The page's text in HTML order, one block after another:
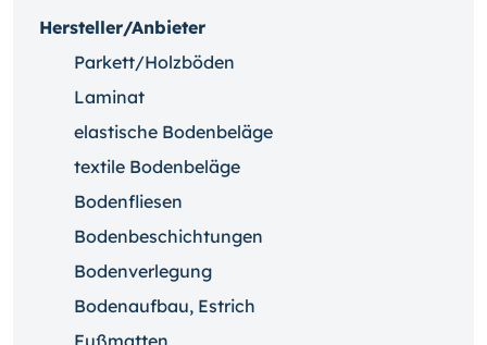
Hersteller/Anbieter
Parkett/Holzböden
Laminat
elastische Bodenbeläge
textile Bodenbeläge
Bodenfliesen
Bodenbeschichtungen
Bodenverlegung
Bodenaufbau, Estrich